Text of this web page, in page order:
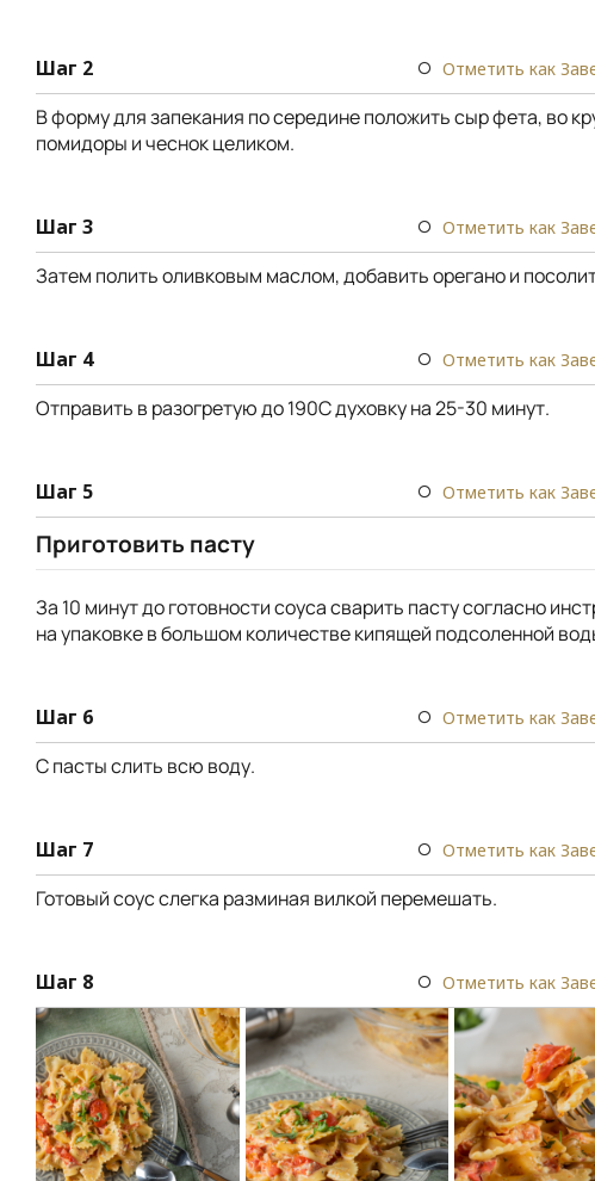
Шаг 2 Отметить как
В форму для запекания по середине положить сыр фета, во
помидоры и чеснок целиком.
Шаг 3 Отметить как
Затем полить оливковым маслом, добавить орегано и
Шаг 4 Отметить как
Отправить в разогретую до 190С духовку на 25-30 минут.
Шаг 5 Отметить как
Приготовить пасту
За 10 минут до готовности соуса сварить пасту согласно
на упаковке в большом количестве кипящей подсоленной
Шаг 6 Отметить как
С пасты слить всю воду.
Шаг 7 Отметить как
Готовый соус слегка разминая вилкой перемешать.
Шаг 8 Отметить как